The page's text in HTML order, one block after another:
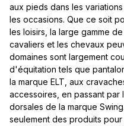
aux pieds dans les
les occasions. Que ce soit
les loisirs, la large gamme
cavaliers et les chevaux
domaines sont largement
d'équitation tels que
la marque ELT, aux
accessoires, en passant
dorsales de la marque
seulement des produits pour